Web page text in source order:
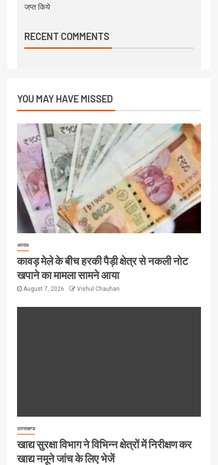
जप्त किये
RECENT COMMENTS
YOU MAY HAVE MISSED
अपराध
कावड़ मेले के बीच हरकी पैड़ी क्षेत्र से नकली नोट
खपाने का मामला सामने आया
August 7, 2026 Vishul Chauhan
उत्तराखण्ड
खाद्य सुरक्षा विभाग ने विभिन्न क्षेत्रों में निरीक्षण कर
खाद्य नमूने जांच के लिए भेजें